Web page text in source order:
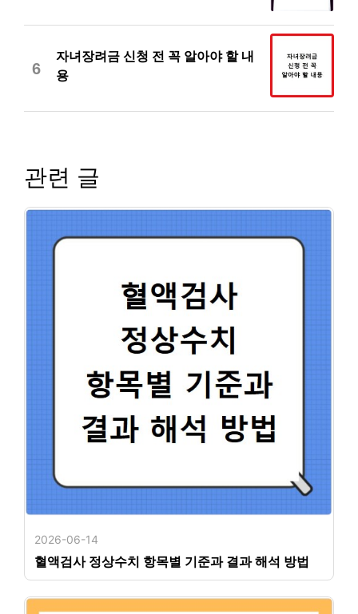
6
자녀장려금 신청 전 꼭 알아야 할 내
용
관련 글
2026-06-14
혈액검사 정상수치 항목별 기준과 결과 해석 방법